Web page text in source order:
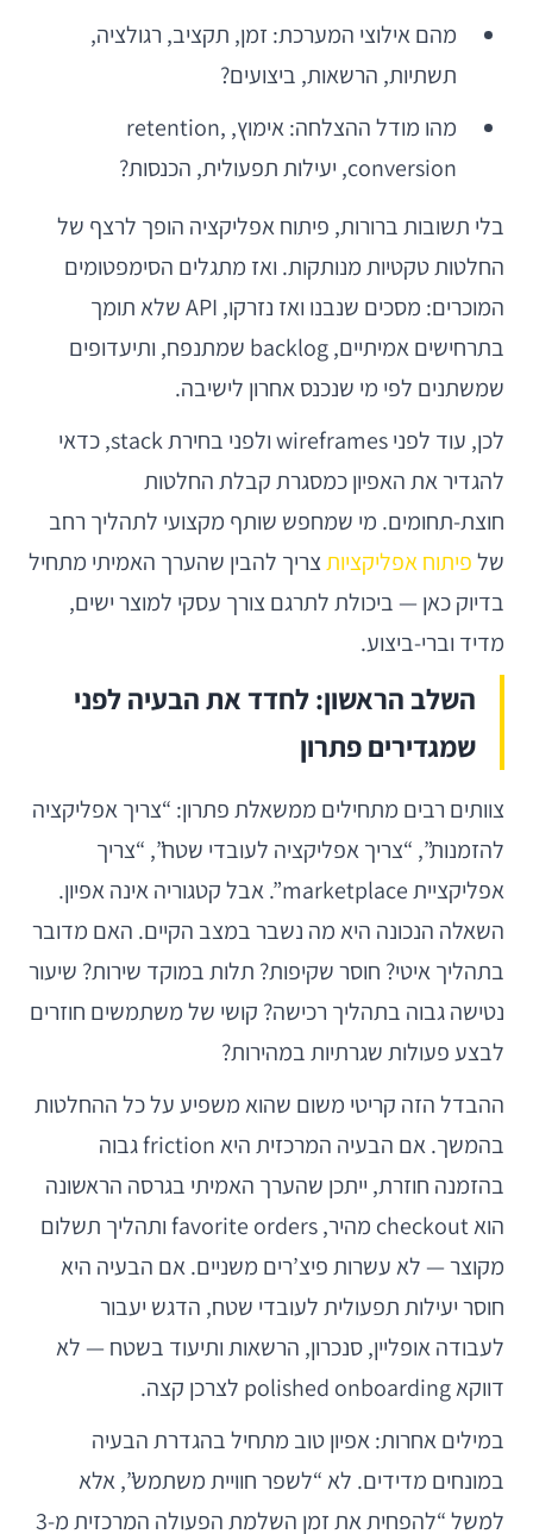
מהם אילוצי המערכת: זמן, תקציב, רגולציה,
תשתיות, הרשאות, ביצועים?
מהו מודל ההצלחה: אימוץ, retention,
conversion, יעילות תפעולית, הכנסות?
בלי תשובות ברורות, פיתוח אפליקציה הופך לרצף של
החלטות טקטיות מנותקות. ואז מתגלים הסימפטומים
המוכרים: מסכים שנבנו ואז נזרקו, API שלא תומך
בתרחישים אמיתיים, backlog שמתנפח, ותיעדופים
שמשתנים לפי מי שנכנס אחרון לישיבה.
לכן, עוד לפני wireframes ולפני בחירת stack, כדאי
להגדיר את האפיון כמסגרת קבלת החלטות
חוצת-תחומים. מי שמחפש שותף מקצועי לתהליך רחב
שלפיתוח אפליקציותצריך להבין שהערך האמיתי מתחיל
בדיוק כאן — ביכולת לתרגם צורך עסקי למוצר ישים,
מדיד וברי-ביצוע.
השלב הראשון: לחדד את הבעיה לפני
שמגדירים פתרון
צוותים רבים מתחילים ממשאלת פתרון: “צריך אפליקציה
להזמנות”, “צריך אפליקציה לעובדי שטח”, “צריך
אפליקציית marketplace”. אבל קטגוריה אינה אפיון.
השאלה הנכונה היא מה נשבר במצב הקיים. האם מדובר
בתהליך איטי? חוסר שקיפות? תלות במוקד שירות? שיעור
נטישה גבוה בתהליך רכישה? קושי של משתמשים חוזרים
לבצע פעולות שגרתיות במהירות?
ההבדל הזה קריטי משום שהוא משפיע על כל ההחלטות
בהמשך. אם הבעיה המרכזית היא friction גבוה
בהזמנה חוזרת, ייתכן שהערך האמיתי בגרסה הראשונה
הוא checkout מהיר, favorite orders ותהליך תשלום
מקוצר — לא עשרות פיצ’רים משניים. אם הבעיה היא
חוסר יעילות תפעולית לעובדי שטח, הדגש יעבור
לעבודה אופליין, סנכרון, הרשאות ותיעוד בשטח — לא
דווקא polished onboarding לצרכן קצה.
במילים אחרות: אפיון טוב מתחיל בהגדרת הבעיה
במונחים מדידים. לא “לשפר חוויית משתמש”, אלא
למשל “להפחית את זמן השלמת הפעולה המרכזית מ-3